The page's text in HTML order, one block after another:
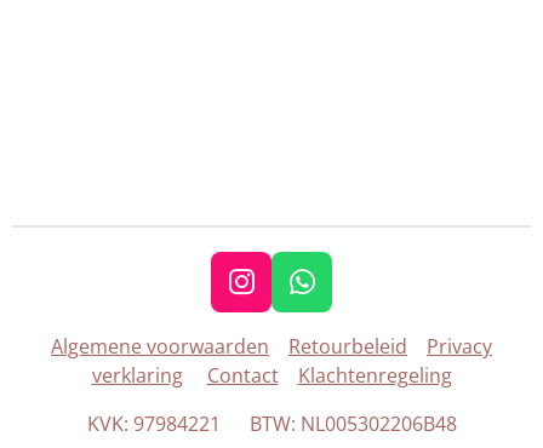
I
n
s
t
a
g
W
h
a
t
s
A
Algemene voorwaarden Retourbeleid
Privacy
verklaring
Contact
Klachtenregeling
KVK: 97984221 BTW: NL005302206B48